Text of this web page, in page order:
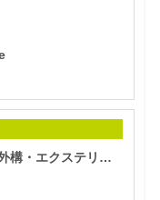
外構工事の優良業者紹介サービス【外構・エクステリアパートナーズ】